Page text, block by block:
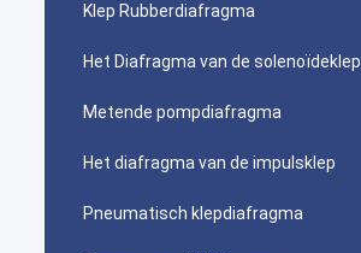
Klep Rubberdiafragma
Het Diafragma van de solenoïdeklep
Metende pompdiafragma
Het diafragma van de impulsklep
Pneumatisch klepdiafragma